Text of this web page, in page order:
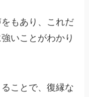
もあり、これだ
いことがわかり
ことで、復縁な